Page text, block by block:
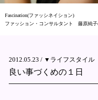
Fascination(ファッシネイション)
ファッション・コンサルタント 藤原純
2012.05.23 / ▼ライフスタイル
良い事づくめの１日